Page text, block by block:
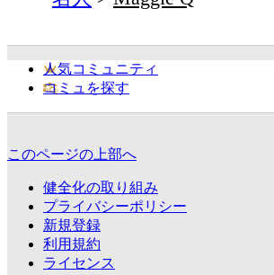
人気コミュニティ
コミュを探す
このページの上部へ
健全化の取り組み
プライバシーポリシー
新規登録
利用規約
ライセンス